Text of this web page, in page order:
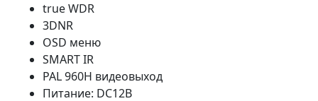
true WDR
3DNR
OSD меню
SMART IR
PAL 960H видеовыход
Питание: DC12В